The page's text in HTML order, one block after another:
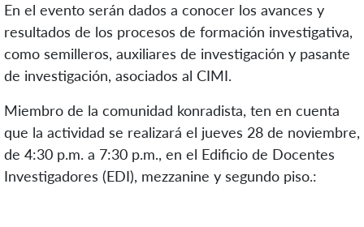
En el evento serán dados a conocer los avances y
resultados de los procesos de formación investigativa,
como semilleros, auxiliares de investigación y pasante
de investigación, asociados al CIMI.
Miembro de la comunidad konradista, ten en cuenta
que la actividad se realizará el jueves 28 de noviembre,
de 4:30 p.m. a 7:30 p.m., en el Edificio de Docentes
Investigadores (EDI), mezzanine y segundo piso.: